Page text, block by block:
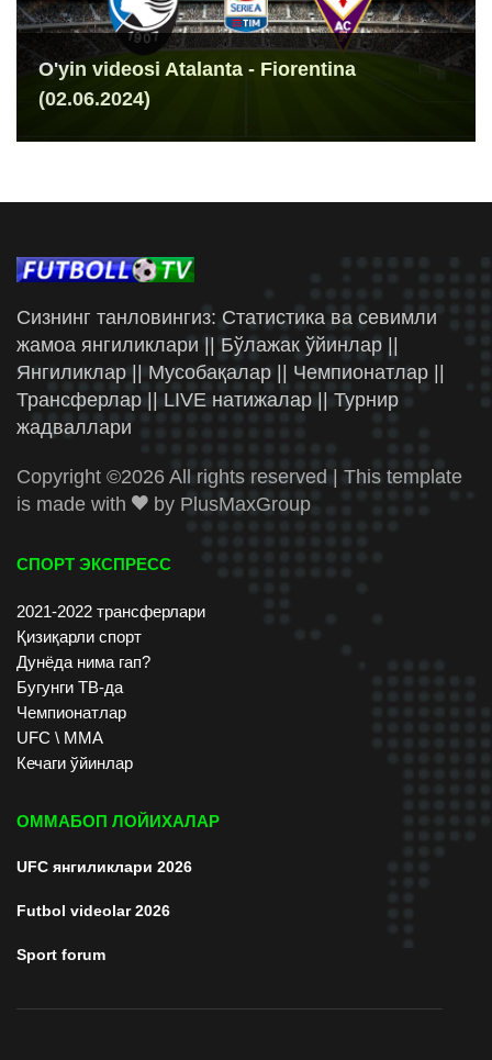
O'yin videosi Atalanta - Fiorentina
(02.06.2024)
Сизнинг танловингиз: Статистика ва севимли
жамоа янгиликлари || Бўлажак ўйинлар ||
Янгиликлар || Мусобақалар || Чемпионатлар ||
Трансферлар || LIVE натижалар || Турнир
жадваллари
Copyright ©2026 All rights reserved | This template
is made with
by PlusMaxGroup
СПОРТ ЭКСПРЕСС
2021-2022 трансферлари
Қизиқарли спорт
Дунёда нима гап?
Бугунги ТВ-да
Чемпионатлар
UFC \ ММА
Кечаги ўйинлар
ОММАБОП ЛОЙИХАЛАР
UFC янгиликлари 2026
Futbol videolar 2026
Sport forum